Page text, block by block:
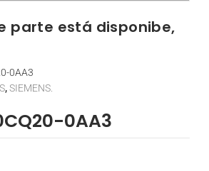
parte está disponibe,
0AA3
,SIEMENS.
0AA3